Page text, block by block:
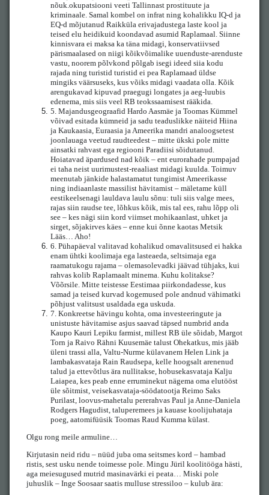
nõuk.okupatsiooni veeti Tallinnast prostituute ja
kriminaale. Samal kombel on infrat ning kohalikku IQ-d ja
EQ-d mõjutanud Raikküla erivajadustega laste kool ja
teised elu heidikuid koondavad asumid Raplamaal. Siinne
kinnisvara ei maksa ka täna midagi, konservatiivsed
pärismaalased on niigi kõikvõimalike uuenduste-arenduste
vastu, noorem põlvkond põlgab isegi ideed siia kodu
rajada ning turistid turistid ei pea Raplamaad üldse
mingiks väärsuseks, kus võiks midagi vaadata olla. Kõik
arengukavad kipuvad praegugi longates ja aeg-luubis
edenema, mis siis veel RB teokssaamisest rääkida.
5. Majandusgeograafid Hardo Aasmäe ja Toomas Kümmel
võivad esitada kümneid ja sadu teaduslikke näiteid Hiina
ja Kaukaasia, Euraasia ja Ameerika mandri analoogsetest
joonlauaga veetud raudteedest – mitte ükski pole mitte
ainsatki rahvast ega regiooni Paradiisi sõidutanud.
Hoiatavad äpardused nad kõik – ent eurorahade pumpajad
ei taha neist uurimustest-reaaliast midagi kuulda. Toimuv
meenutab jänkide halastamatut tungimist Ameerikasse
ning indiaanlaste massilist hävitamist – mäletame küll
eestikeelsenagi lauldava laulu sõnu: tuli siis valge mees,
rajas siin raudse tee, lõhkus kõik, mis tal ees, rahu lõpp oli
see – kes nägi siin kord viimset mohikaanlast, uhket ja
sirget, sõjakirves käes – enne kui õnne kaotas Metsik
Lääs… Aho!
6. Pühapäeval valitavad kohalikud omavalitsused ei hakka
enam ühtki koolimaja ega lasteaeda, seltsimaja ega
raamatukogu rajama – olemasolevadki jäävad tühjaks, kui
rahvas kolib Raplamaalt minema. Kuhu kolitakse?
Võõrsile. Mitte teistesse Eestimaa piirkondadesse, kus
samad ja teised kurvad kogemused pole andnud vähimatki
põhjust valitsust usaldada ega uskuda.
7. Konkreetse hävingu kohta, oma investeeringute ja
unistuste hävitamise asjus saavad täpsed numbrid anda
Kaupo Kauri Lepiku farmist, millest RB üle sõidab, Margot
Torn ja Raivo Rähni Kuusemäe talust Ohekatkus, mis jääb
üleni trassi alla, Valtu-Nurme külavanem Helen Link ja
lambakasvataja Rain Raudsepa, kelle hoogsalt arenenud
talud ja ettevõtlus ära nullitakse, hobusekasvataja Kalju
Laiapea, kes peab enne erruminekut nägema oma elutööst
üle sõitmist, veisekasvataja-söödatootja Reimo Saks
Purilast, loovus-mahetalu pererahvas Paul ja Anne-Daniela
Rodgers Hagudist, taluperemees ja kauase koolijuhataja
poeg, aatomifüüsik Toomas Raud Kumma külast.
Olgu rong meile armuline…
Kirjutasin neid ridu – nüüd juba oma seitsmes kord – hambad
ristis, sest usku nende toimesse pole. Mingu Jüril koolitööga hästi,
aga meiesugused mutrid masinavärki ei peata… Miski pole
juhuslik – Inge Soosaar saatis mulluse stressiloo – kulub ära: